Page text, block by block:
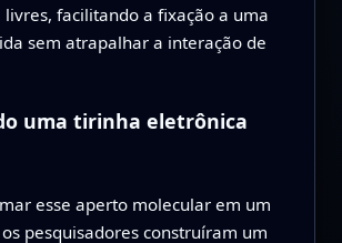
facilitando a fixação a uma
sem atrapalhar a interação de
uma tirinha eletrônica
esse aperto molecular em um
pesquisadores construíram um